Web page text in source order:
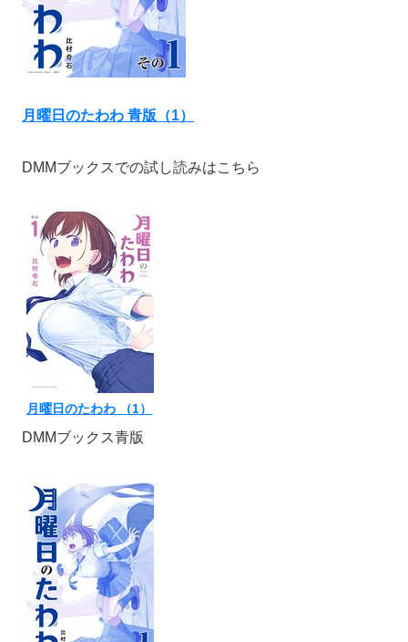
月曜日のたわわ 青版（1）
DMMブックスでの試し読みはこちら
月曜日のたわわ （1）
DMMブックス青版